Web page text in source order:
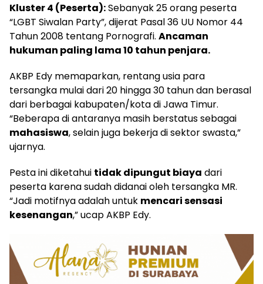
Kluster 4 (Peserta):Sebanyak 25 orang peserta
“LGBT Siwalan Party”, dijerat Pasal 36 UU Nomor 44
Tahun 2008 tentang Pornografi. Ancaman
hukuman paling lama 10 tahun penjara.
​AKBP Edy memaparkan, rentang usia para
tersangka mulai dari 20 hingga 30 tahun dan berasal
dari berbagai kabupaten/kota di Jawa Timur.
“Beberapa di antaranya masih berstatus sebagai
mahasiswa, selain juga bekerja di sektor swasta,”
ujarnya.
​Pesta ini diketahui tidak dipungut biaya dari
peserta karena sudah didanai oleh tersangka MR.
“Jadi motifnya adalah untuk mencari sensasi
kesenangan,” ucap AKBP Edy.